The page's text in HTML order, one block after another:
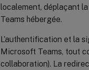
localement, déplaçant
Teams hébergée.
L’authentification et la
Microsoft Teams, tout
collaboration). La